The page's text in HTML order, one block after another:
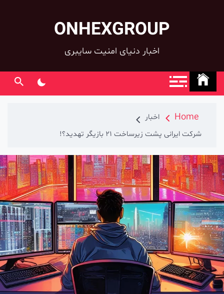
ONHEXGROUP
اخبار دنیای امنیت سایبری
Home
اخبار
شرکت ایرانی پشت زیرساخت 21 بازیگر تهدید؟!